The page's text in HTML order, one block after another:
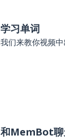
学习单词
我们来教你视频
和MemBot聊